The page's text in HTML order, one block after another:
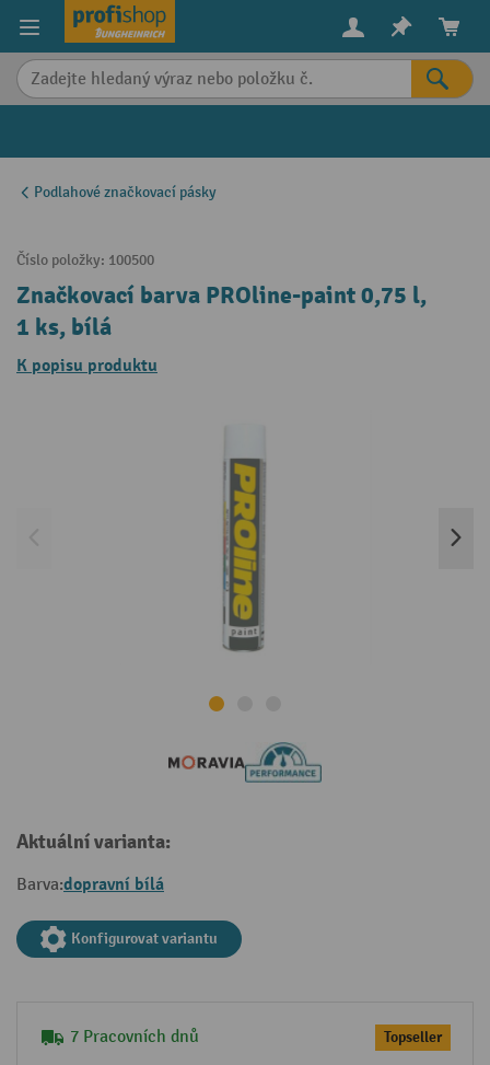
content
Podlahové značkovací pásky
Číslo položky: 100500
Značkovací barva PROline-paint 0,75 l,
1 ks, bílá
K popisu produktu
Aktuální varianta:
Barva:dopravní bílá
Konfigurovat variantu
7 Pracovních dnů Topseller